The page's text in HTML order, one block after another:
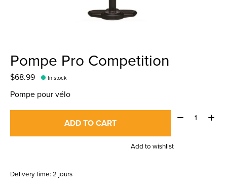
Pompe Pro Competition
$68.99 In stock
Pompe pour vélo
ADD TO CART
Quantity:
Add to wishlist
Delivery time: 2 jours